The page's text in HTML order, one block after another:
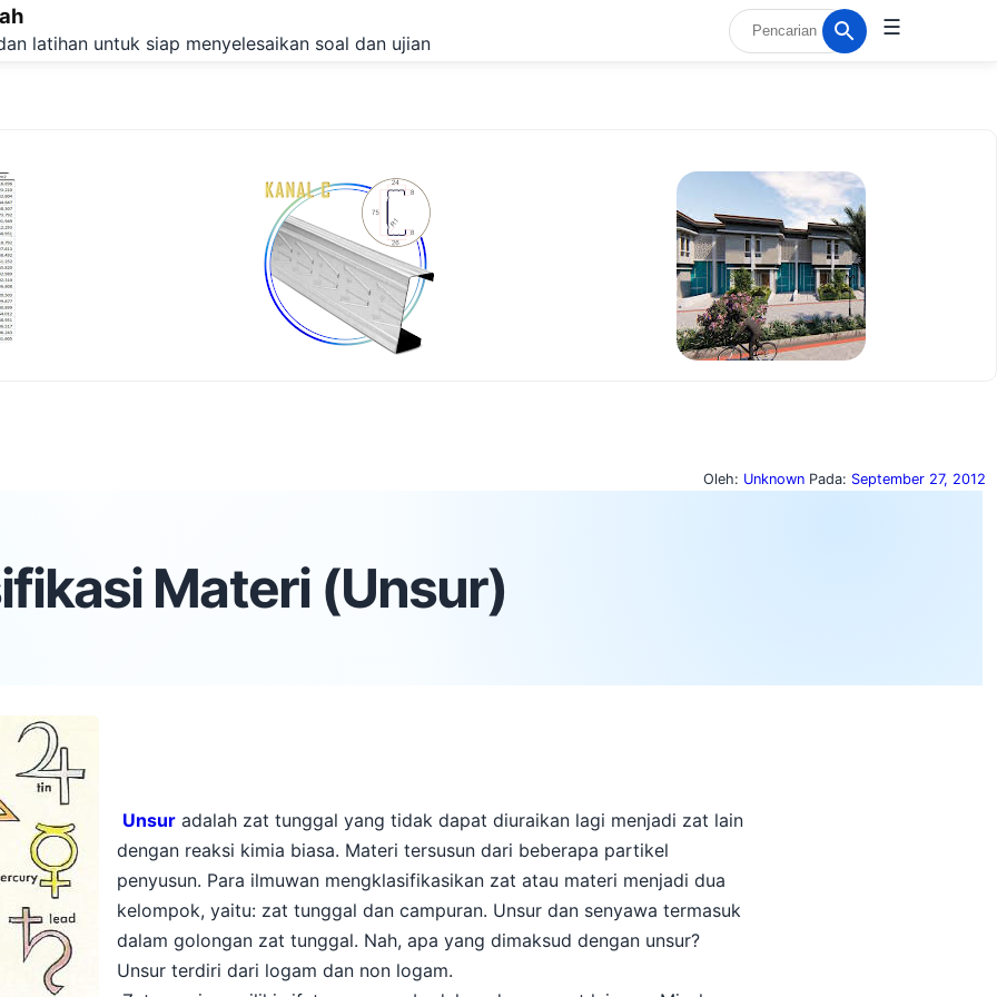
latihan untuk siap menyelesaikan soal dan ujian
☰
Oleh: Unknown Pada: September 27, 2012
Materi (Unsur)
Unsur adalah zat tunggal yang tidak dapat diuraikan lagi menjadi zat lain
dengan reaksi kimia biasa. Materi tersusun dari beberapa partikel
penyusun. Para ilmuwan mengklasifikasikan zat atau materi menjadi dua
kelompok, yaitu: zat tunggal dan campuran. Unsur dan senyawa termasuk
dalam golongan zat tunggal. Nah, apa yang dimaksud dengan unsur?
Unsur terdiri dari logam dan non logam.